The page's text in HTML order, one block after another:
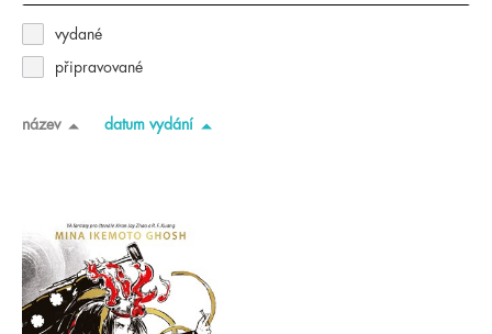
vydané
připravované
název datum vydání